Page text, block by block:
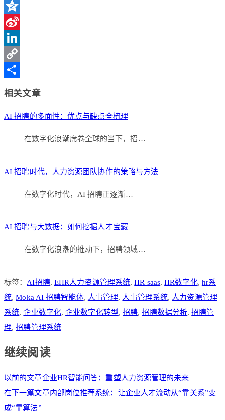
WeChat
Qzone
Sina
Weibo
LinkedIn
Copy
相关文章
AI 招聘的多面性：优点与缺点全梳理
在数字化浪潮席卷全球的当下，招…
AI 招聘时代，人力资源团队协作的策略与方法
在数字化时代，AI 招聘正逐渐…
AI 招聘与大数据：如何挖掘人才宝藏
在数字化浪潮的推动下，招聘领域…
标签： AI招聘, EHR人力资源管理系统,HR saas,HR数字化, hr系
统,Moka AI 招聘智能体, 人事管理, 人事管理系统, 人力资源管理
系统,企业数字化,企业数字化转型,招聘,招聘数据分析,招聘管
理,招聘管理系统
继续阅读
以前的文章企业HR智能问答：重塑人力资源管理的未来
在下一篇文章内部岗位推荐系统：让企业人才流动从“靠关系”变
成“靠算法”